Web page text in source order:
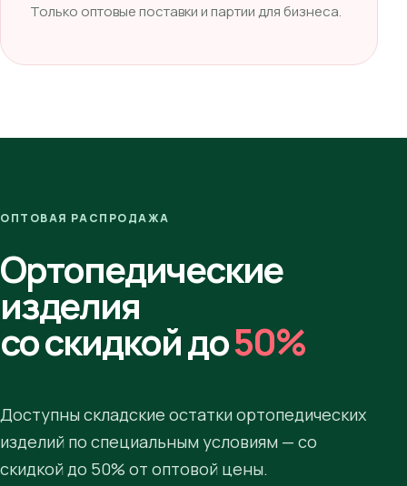
Только оптовые поставки и партии для бизнеса.
ОПТОВАЯ РАСПРОДАЖА
Ортопедические
изделия
со скидкой до50%
Доступны складские остатки ортопедических
изделий по специальным условиям — со
скидкой до 50% от оптовой цены.